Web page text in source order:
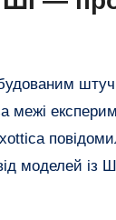
межі
моделей із